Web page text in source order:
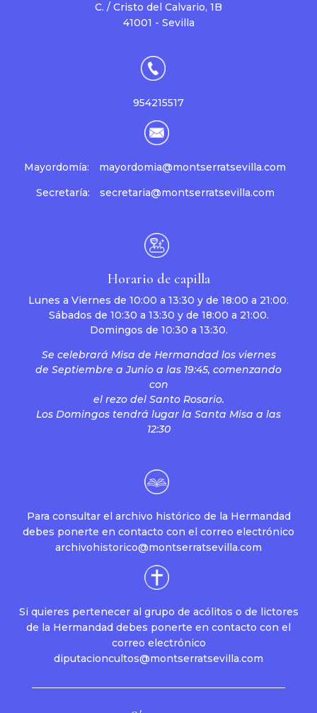
C. / Cristo del Calvario, 1B
41001 - Sevilla
954215517
Mayordomía:
mayordomia@montserratsevilla.com
Secretaría:
secretaria@montserratsevilla.com
Horario de capilla
Lunes a Viernes de 10:00 a 13:30 y de 18:00 a 21:00.
Sábados de 10:30 a 13:30 y de 18:00 a 21:00.
Domingos de 10:30 a 13:30.
Se celebrará Misa de Hermandad los viernes
de Septiembre a Junio a las 19:45, comenzando
con
el rezo del Santo Rosario.
Los Domingos tendrá lugar la Santa Misa a las
12:30
Para consultar el archivo histórico de la Hermandad
debes ponerte en contacto con el correo electrónico
archivohistorico@montserratsevilla.com
Si quieres pertenecer al grupo de acólitos o de lictores
de la Hermandad debes ponerte en contacto con el
correo electrónico
diputacioncultos@montserratsevilla.com